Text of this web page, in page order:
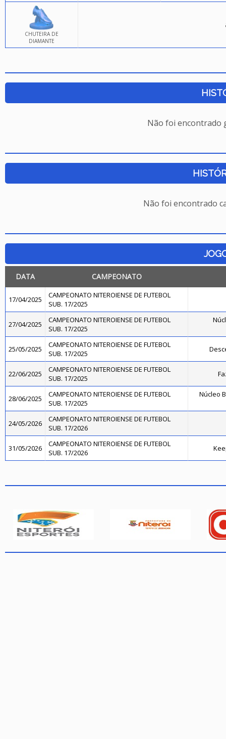
CHUTEIRA DE
DIAMANTE
Não foi encontrado
Não foi encontrado
DATA CAMPEONATO
17/04/2025
CAMPEONATO NITEROIENSE DE FUTEBOL
SUB. 17/2025
27/04/2025
CAMPEONATO NITEROIENSE DE FUTEBOL
SUB. 17/2025
25/05/2025
CAMPEONATO NITEROIENSE DE FUTEBOL
SUB. 17/2025
22/06/2025
CAMPEONATO NITEROIENSE DE FUTEBOL
SUB. 17/2025
28/06/2025
CAMPEONATO NITEROIENSE DE FUTEBOL
SUB. 17/2025
Núcleo
24/05/2026
CAMPEONATO NITEROIENSE DE FUTEBOL
SUB. 17/2026
31/05/2026
CAMPEONATO NITEROIENSE DE FUTEBOL
SUB. 17/2026